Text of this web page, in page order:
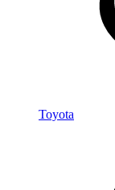
Toyota